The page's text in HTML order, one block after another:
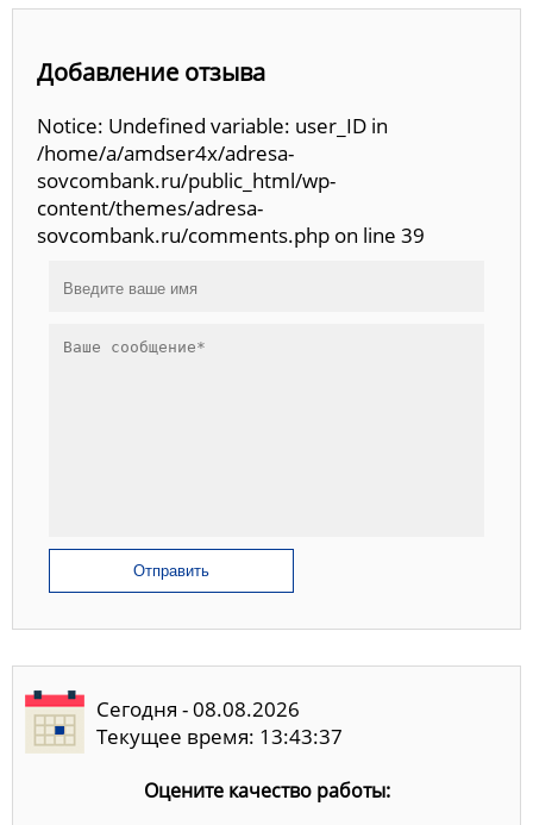
Добавление отзыва
Notice: Undefined variable: user_ID in
/home/a/amdser4x/adresa-
sovcombank.ru/public_html/wp-
content/themes/adresa-
sovcombank.ru/comments.php on line 39
Отправить
Сегодня - 08.08.2026
Текущее время: 13:43:38
Оцените качество работы: